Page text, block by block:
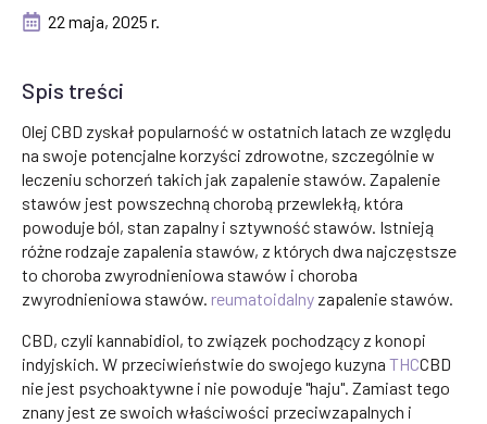
22 maja, 2025 r.
Olej CBD zyskał popularność w ostatnich latach ze względu
na swoje potencjalne korzyści zdrowotne, szczególnie w
leczeniu schorzeń takich jak zapalenie stawów. Zapalenie
stawów jest powszechną chorobą przewlekłą, która
powoduje ból, stan zapalny i sztywność stawów. Istnieją
różne rodzaje zapalenia stawów, z których dwa najczęstsze
to choroba zwyrodnieniowa stawów i choroba
zwyrodnieniowa stawów. reumatoidalny zapalenie stawów.
CBD, czyli kannabidiol, to związek pochodzący z konopi
indyjskich. W przeciwieństwie do swojego kuzyna THCCBD
nie jest psychoaktywne i nie powoduje "haju". Zamiast tego
znany jest ze swoich właściwości przeciwzapalnych i
Spis treści